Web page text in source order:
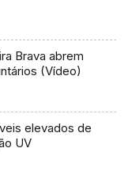
Brava abrem
(Vídeo)
elevados de
UV